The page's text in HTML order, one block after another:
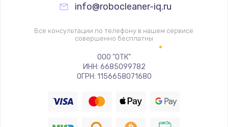
700 руб.
Заказать
Замена ТЭНа
Заказать
info@robocleaner-iq.ru
Все консультации по телефону в нашем сервисе
совершенно бесплатны
ООО "ОТК"
ИНН: 6685099782
ОГРН: 1156658071680